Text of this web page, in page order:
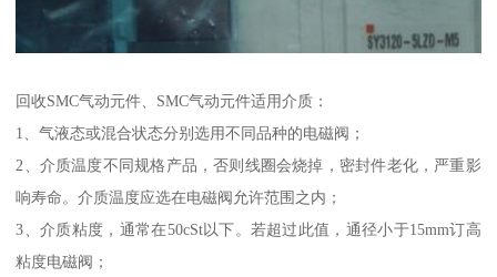
回收SMC气动元件、SMC气动元件适用介质：
1、气液态或混合状态分别选用不同品种的电磁阀；
2、介质温度不同规格产品，否则线圈会烧掉，密封件老化，严重影
响寿命。介质温度应选在电磁阀允许范围之内；
3、介质粘度，通常在50cSt以下。若超过此值，通径小于15mm订高
粘度电磁阀；